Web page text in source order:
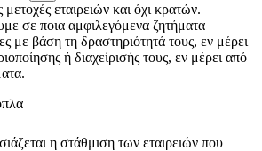
μετοχές εταιρειών και όχι κρατών.
σε ποια αμφιλεγόμενα ζητήματα
με βάση τη δραστηριότητά τους, εν μέρει
ή διαχείρισής τους, εν μέρει από
η στάθμιση των εταιρειών που